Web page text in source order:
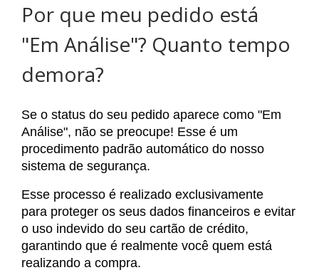
Por que meu pedido está
"Em Análise"? Quanto tempo
demora?
Se o status do seu pedido aparece como "Em
Análise", não se preocupe! Esse é um
procedimento padrão automático do nosso
sistema de segurança.
Esse processo é realizado exclusivamente
para proteger os seus dados financeiros e evitar
o uso indevido do seu cartão de crédito,
garantindo que é realmente você quem está
realizando a compra.